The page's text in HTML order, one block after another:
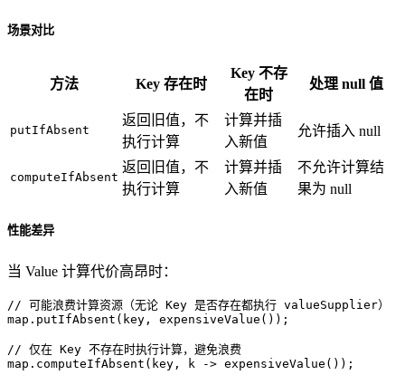
场景对比
方法 Key 存在时
Key 不存
在时
处理 null 值
putIfAbsent
返回旧值，不
执行计算
计算并插
入新值
允许插入 null
computeIfAbsent
返回旧值，不
执行计算
计算并插
入新值
不允许计算结
果为 null
性能差异
当 Value 计算代价高昂时：
// 可能浪费计算资源（无论 Key 是否存在都执行 valueSupplier）
map.putIfAbsent(key, expensiveValue());
// 仅在 Key 不存在时执行计算，避免浪费
map.computeIfAbsent(key, k -> expensiveValue());